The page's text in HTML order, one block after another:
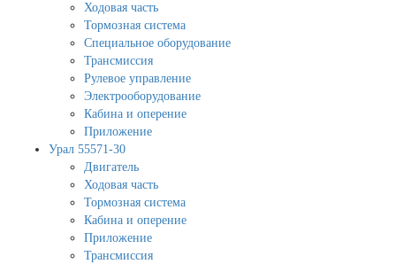
Ходовая часть
Тормозная система
Специальное оборудование
Трансмиссия
Рулевое управление
Электрооборудование
Кабина и оперение
Приложение
Урал 55571-30
Двигатель
Ходовая часть
Тормозная система
Кабина и оперение
Приложение
Трансмиссия